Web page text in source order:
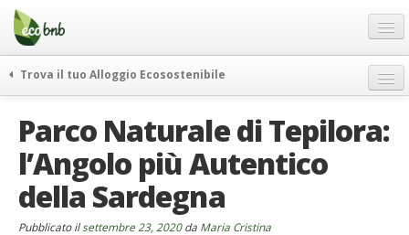
Menu
Salta
contenuto
Offerte Speciali
Regali
FAQ
Chi Siamo
Partner
Trova il tuo Alloggio Ecosostenibile
itinerari
curiosità
vivere e viaggiare verde
Parco Naturale di Tepilora:
l’Angolo più Autentico
della Sardegna
Pubblicato ilsettembre 23, 2020da Maria Cristina